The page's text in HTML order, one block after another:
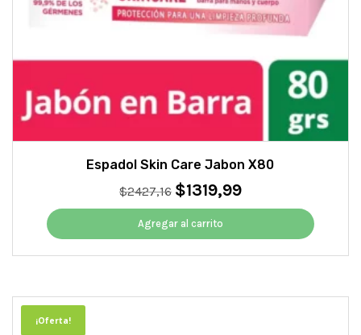
Espadol Skin Care Jabon X80
$2427,16 El
precio
original
era:
$2427,16.
$1319,99El
precio
es:
$1319,99.
Agregar al carrito
¡Oferta!